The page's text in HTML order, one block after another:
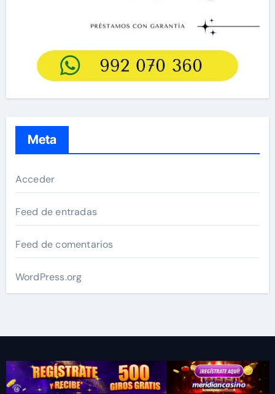
Meta
Acceder
Feed de entradas
Feed de comentarios
WordPress.org